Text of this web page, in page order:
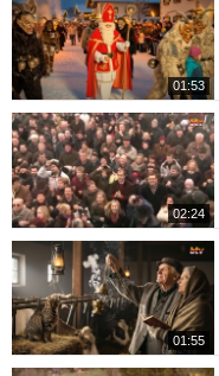
01:53
02:24
01:55